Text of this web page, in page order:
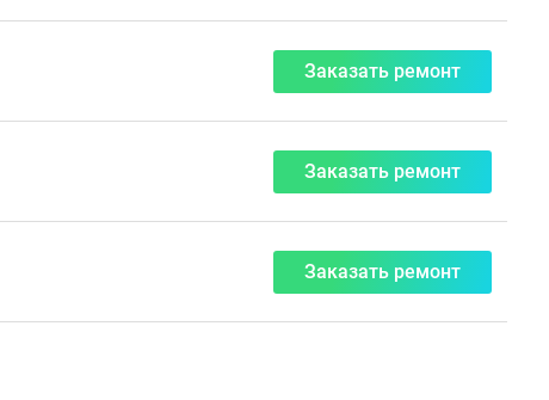
Заказать ремонт
Заказать ремонт
Заказать ремонт